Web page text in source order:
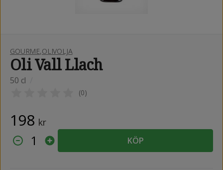
GOURME,OLIVOLJA
Oli Vall Llach
50 cl
(0)
198 kr
1 KÖP